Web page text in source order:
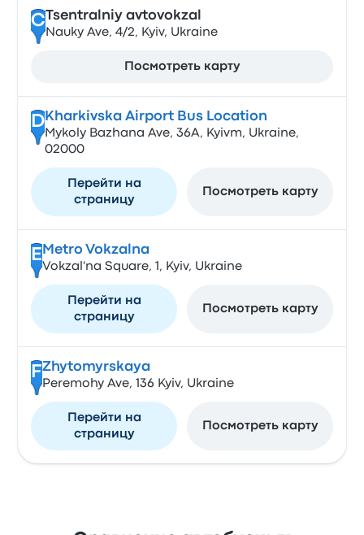
CTsentralniy avtovokzal
Nauky Ave, 4/2, Kyiv, Ukraine
Посмотреть карту
DKharkivska Airport Bus Location
Mykoly Bazhana Ave, 36А, Kyivm, Ukraine,
02000
Перейти на
страницу
Посмотреть карту
E Metro Vokzalna
Vokzal'na Square, 1, Kyiv, Ukraine
Перейти на
страницу
Посмотреть карту
FZhytomyrskaya
Peremohy Ave, 136 Kyiv, Ukraine
Перейти на
страницу
Посмотреть карту